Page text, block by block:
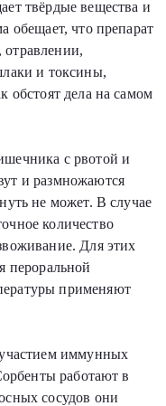
твёрдые вещества и
обещает, что препарат
и токсины,
обстоят дела на самом
с рвотой и
и размножаются
не может. В случае
количество
Для этих
пероральной
применяют
участием иммунных
работают в
сосудов они